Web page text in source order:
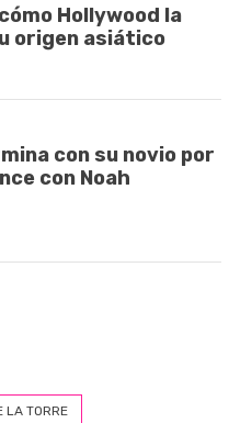
Hollywood la
origen asiático
con su novio por
con Noah
LA TORRE